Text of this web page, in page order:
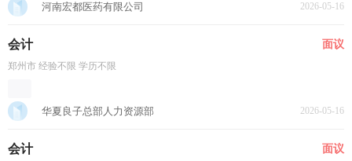
河南宏都医药有限公司 2026-05-16
会计 面议
郑州市 经验不限 学历不限
华夏良子总部人力资源部 2026-05-16
会计 面议